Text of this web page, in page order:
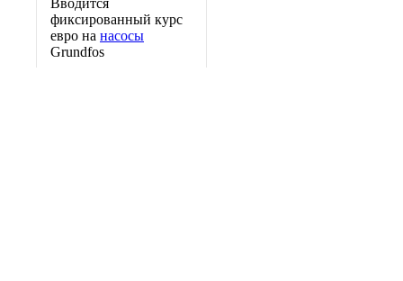
Вводится
фиксированный курс
евро на насосы
Grundfos